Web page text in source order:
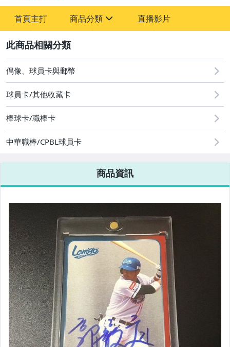
首頁主打 商品分類
玩具、模型與公仔
偶像、球員卡與郵幣
直播影片
偶像、球員卡與郵幣
球員卡/其他收藏卡
棒球卡/職棒卡
中華職棒/CPBL球員卡
商品資訊